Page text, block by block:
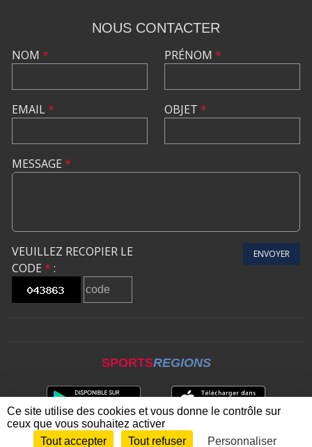
NOUS CONTACTER
NOM *
EMAIL*
PRÉNOM *
OBJET *
MESSAGE *
VEUILLEZ RECOPIER LE
CODE * :
ENVOYER
SPORTSREGIONS
Envie de participer ? CONNEXION
Ce site utilise des cookies et vous donne le contrôle sur
ceux que vous souhaitez activer
Tout accepter
Tout refuser Personnaliser